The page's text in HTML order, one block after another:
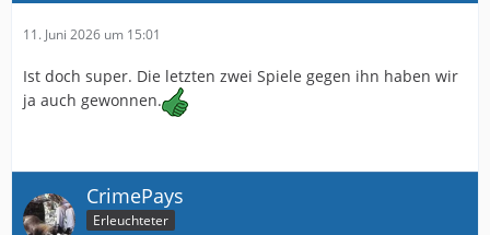
11. Juni 2026 um 15:01
Ist doch super. Die letzten zwei Spiele gegen ihn haben wir
ja auch gewonnen.
CrimePays
Erleuchteter